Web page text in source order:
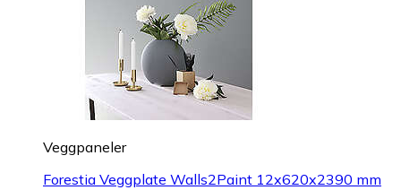
Veggpaneler
Forestia Veggplate Walls2Paint 12x620x2390 mm